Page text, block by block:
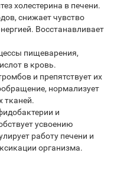
холестерина в печени.
снижает чувство
Восстанавливает
пищеварения,
в кровь.
и препятствует их
нормализует
тканей.
и
усвоению
работу печени и
организма.